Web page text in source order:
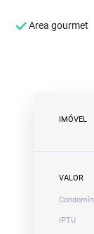
Area gourmet
IMÓVEL
VALOR
IPTU